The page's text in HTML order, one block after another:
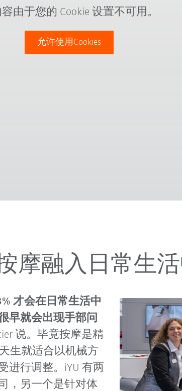
由于您的 Cookie 设置不可用。
允许使用Cookies
摩融入日常生
才会在日常生活中
早就会出现手部问
说。毕竟按摩是精
生就适合以机械方
进行调整。iYU 有两
，另一个是针对体